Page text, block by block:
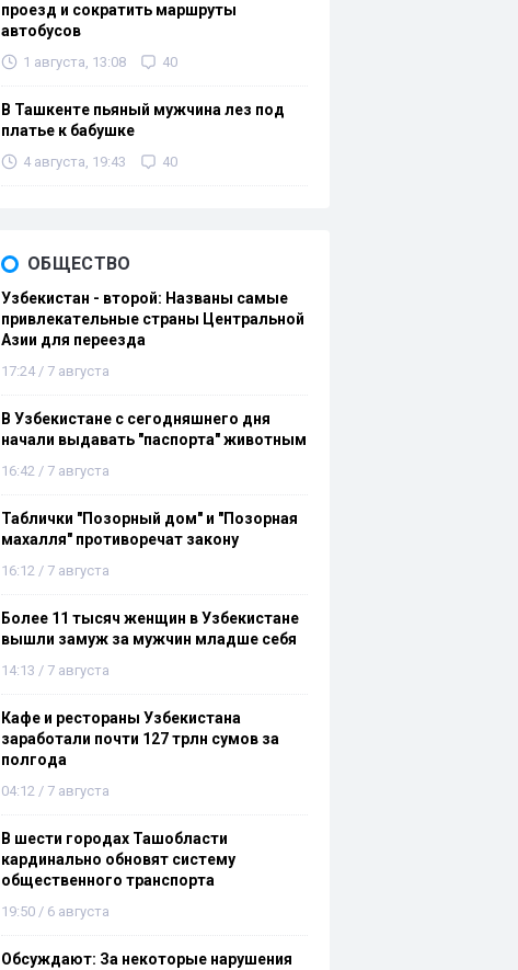
проезд и сократить маршруты
автобусов
1 августа, 13:08 40
В Ташкенте пьяный мужчина лез под
платье к бабушке
4 августа, 19:43 40
ОБЩЕСТВО
Узбекистан - второй: Названы самые
привлекательные страны Центральной
Азии для переезда
17:24 / 7 августа
В Узбекистане с сегодняшнего дня
начали выдавать "паспорта" животным
16:42 / 7 августа
Таблички "Позорный дом" и "Позорная
махалля" противоречат закону
16:12 / 7 августа
Более 11 тысяч женщин в Узбекистане
вышли замуж за мужчин младше себя
14:13 / 7 августа
Кафе и рестораны Узбекистана
заработали почти 127 трлн сумов за
полгода
04:12 / 7 августа
В шести городах Ташобласти
кардинально обновят систему
общественного транспорта
19:50 / 6 августа
Обсуждают: За некоторые нарушения